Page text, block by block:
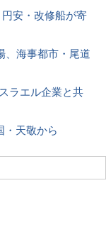
安・改修船が寄
、海事都市・尾道
ラエル企業と共
・天敬から